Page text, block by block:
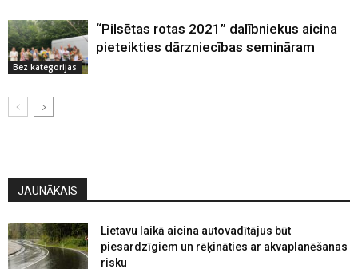
Bez kategorijas
“Pilsētas rotas 2021” dalībniekus aicina
pieteikties dārzniecības semināram
JAUNĀKAIS
Lietavu laikā aicina autovadītājus būt
piesardzīgiem un rēķināties ar akvaplanēšanas
risku